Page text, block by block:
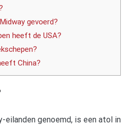
gevoerd?
heeft de USA?
China?
eilanden genoemd, is een atol in